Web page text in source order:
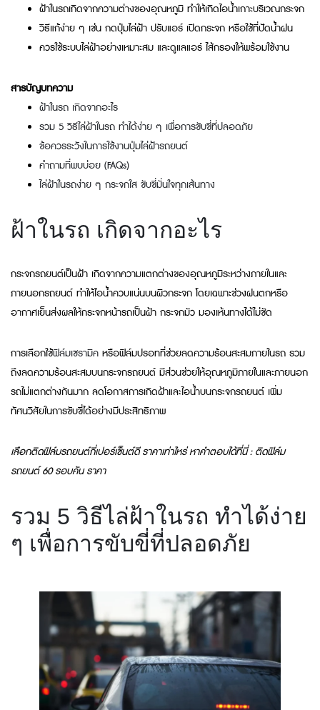
ฝ้าในรถเกิดจากความต่างของอุณหภูมิ ทำให้เกิดไอน้ำเกาะบริเวณกระจก
วิธีแก้ง่าย ๆ เช่น กดปุ่มไล่ฝ้า ปรับแอร์ เปิดกระจก หรือใช้ที่ปัดน้ำฝน
ควรใช้ระบบไล่ฝ้าอย่างเหมาะสม และดูแลแอร์ ไส้กรองให้พร้อมใช้งาน
สารบัญบทความ
ฝ้าในรถ เกิดจากอะไร
รวม 5 วิธีไล่ฝ้าในรถ ทำได้ง่าย ๆ เพื่อการขับขี่ที่ปลอดภัย
ข้อควรระวังในการใช้งานปุ่มไล่ฝ้ารถยนต์
คำถามที่พบบ่อย (FAQs)
ไล่ฝ้าในรถง่าย ๆ กระจกใส ขับขี่มั่นใจทุกเส้นทาง
ฝ้าในรถ เกิดจากอะไร
กระจกรถยนต์เป็นฝ้า เกิดจากความแตกต่างของอุณหภูมิระหว่างภายในและ
ภายนอกรถยนต์ ทำให้ไอน้ำควบแน่นบนผิวกระจก โดยเฉพาะช่วงฝนตกหรือ
อากาศเย็นส่งผลให้กระจกหน้ารถเป็นฝ้า กระจกมัว มองเห้นทางได้ไม่ชัด
การเลือกใช้ฟิล์มเซรามิค หรือฟิล์มปรอทที่ช่วยลดความร้อนสะสมภายในรถ รวม
ถึงลดความร้อนสะสมบนกระจกรถยนต์ มีส่วนช่วยให้อุณหภูมิภายในและภายนอก
รถไม่แตกต่างกันมาก ลดโอกาสการเกิดฝ้าและไอน้ำบนกระจกรถยนต์ เพิ่ม
ทัศนวิสัยในการขับขี่ได้อย่างมีประสิทธิภาพ
เลือกติดฟิล์มรถยนต์กี่เปอร์เซ็นต์ดี ราคาเท่าไหร่ หาคำตอบได้ที่นี่ : ติดฟิล์ม
รถยนต์ 60 รอบคัน ราคา
รวม 5 วิธีไล่ฝ้าในรถ ทำได้ง่าย
ๆ เพื่อการขับขี่ที่ปลอดภัย